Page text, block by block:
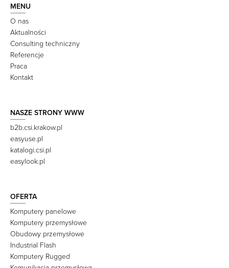
MENU
O nas
Aktualności
Consulting techniczny
Referencje
Praca
Kontakt
NASZE STRONY WWW
b2b.csi.krakow.pl
easyuse.pl
katalogi.csi.pl
easylook.pl
OFERTA
Komputery panelowe
Komputery przemysłowe
Obudowy przemysłowe
Industrial Flash
Komputery Rugged